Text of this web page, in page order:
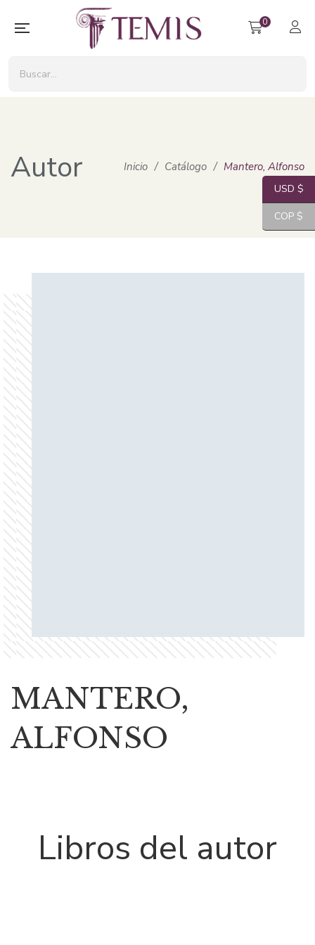
0
Autor Inicio / Catálogo / Mantero, Alfonso
MANTERO,
ALFONSO
Libros del autor
USD $
COP $